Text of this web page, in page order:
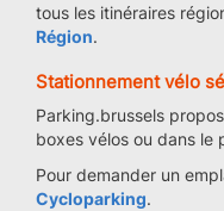
tous les itinéraires
Région.
Stationnement vélo
Parking.brussels
boxes vélos ou dans le
Pour demander un
Cycloparking.